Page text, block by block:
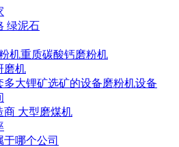
绿泥石
机重质碳酸钙磨粉机
磨机
多大锂矿选矿的设备磨粉机设备
商 大型磨煤机
哪个公司